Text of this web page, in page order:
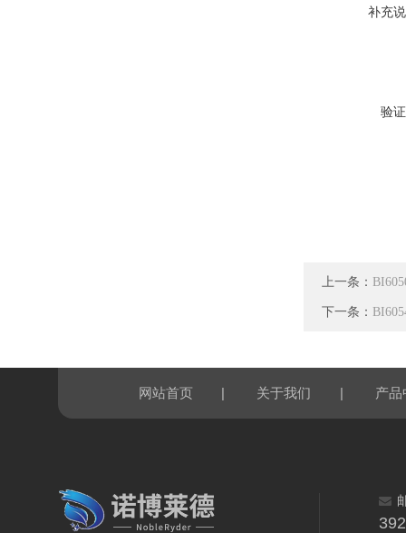
补充
验
上一条：
下一条：
网站首页 | 关于我们 | 产品